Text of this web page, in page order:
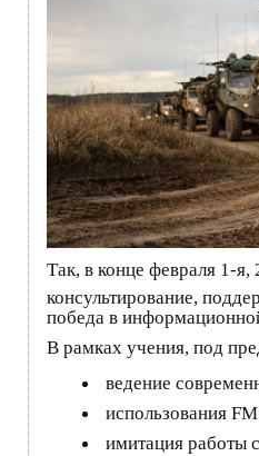
Так, в конце февраля 1-я,
консультирование,
победа в
В рамках учения, под
ведение
использования
имитация работы